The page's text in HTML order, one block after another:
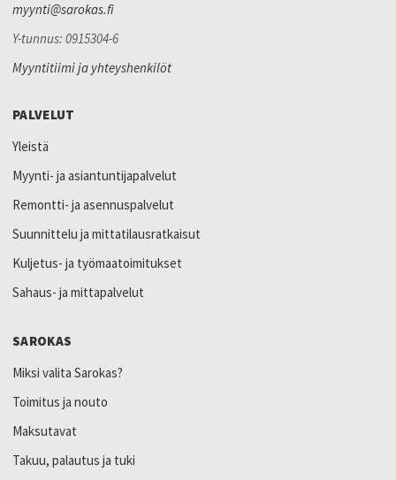
myynti@sarokas.fi
Y-tunnus: 0915304-6
Myyntitiimi ja yhteyshenkilöt
PALVELUT
Yleistä
Myynti- ja asiantuntijapalvelut
Remontti- ja asennuspalvelut
Suunnittelu ja mittatilausratkaisut
Kuljetus- ja työmaatoimitukset
Sahaus- ja mittapalvelut
SAROKAS
Miksi valita Sarokas?
Toimitus ja nouto
Maksutavat
Takuu, palautus ja tuki